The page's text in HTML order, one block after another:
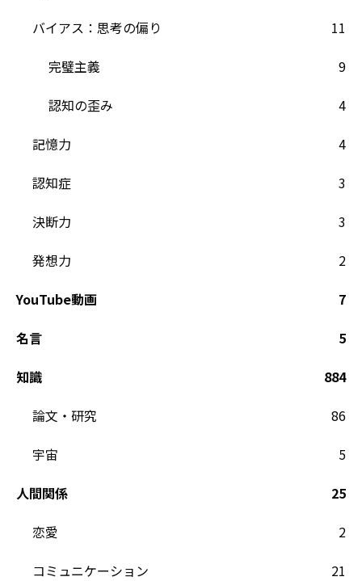
バイアス：思考の偏り
11
完璧主義
9
認知の歪み
4
記憶力
4
認知症
3
決断力
3
発想力
2
YouTube動画
7
名言
5
知識
884
論文・研究
86
宇宙
5
人間関係
25
恋愛
2
コミュニケーション
21